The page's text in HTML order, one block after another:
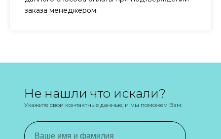
заказа менеджером.
Не нашли что искали?
Укажите свои контактные данные, и мы поможем Вам: